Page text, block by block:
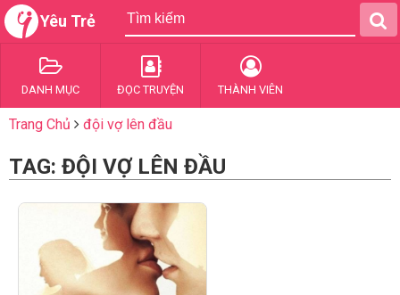
Yêu Trẻ
DANH MỤC ĐỌC TRUYỆN THÀNH VIÊN
Trang Chủ đội vợ lên đầu
TAG: ĐỘI VỢ LÊN ĐẦU